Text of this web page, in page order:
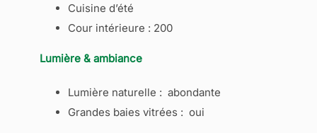
Cuisine d’été
Cour intérieure : 200
Lumière & ambiance
Lumière naturelle : abondante
Grandes baies vitrées : oui